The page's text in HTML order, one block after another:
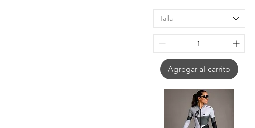
Talla
Agregar al carrito